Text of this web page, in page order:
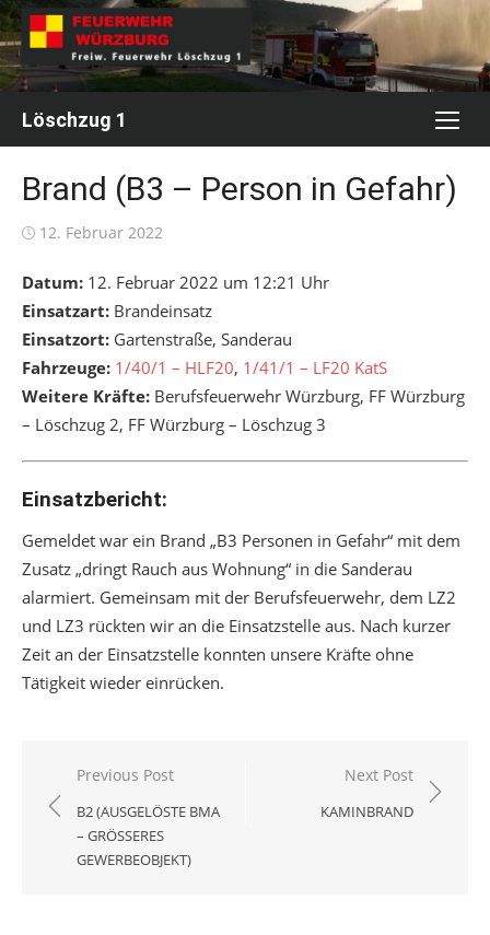
Skip
to
content
Löschzug 1
Brand (B3 – Person in Gefahr)
Posted
12. Februar 2022
Datum: 12. Februar 2022 um 12:21 Uhr
Einsatzart: Brandeinsatz
Einsatzort: Gartenstraße, Sanderau
Fahrzeuge: 1/40/1 – HLF20, 1/41/1 – LF20 KatS
Weitere Kräfte: Berufsfeuerwehr Würzburg, FF Würzburg
– Löschzug 2, FF Würzburg – Löschzug 3
Einsatzbericht:
Gemeldet war ein Brand „B3 Personen in Gefahr“ mit dem
Zusatz „dringt Rauch aus Wohnung“ in die Sanderau
alarmiert. Gemeinsam mit der Berufsfeuerwehr, dem LZ2
und LZ3 rückten wir an die Einsatzstelle aus. Nach kurzer
Zeit an der Einsatzstelle konnten unsere Kräfte ohne
Tätigkeit wieder einrücken.
Beitragsnavigation
Previous Post
B2 (AUSGELÖSTE BMA
– GRÖSSERES G
EWERBEOBJEKT)
Next Post
KAMINBRAND